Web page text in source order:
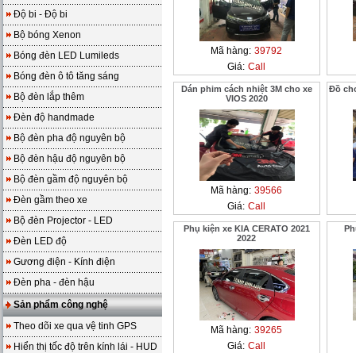
Độ bi - Độ bi
Bộ bóng Xenon
Bóng đèn LED Lumileds
Bóng đèn ô tô tăng sáng
Bộ đèn lắp thêm
Đèn độ handmade
Bộ đèn pha độ nguyên bộ
Bộ đèn hậu độ nguyên bộ
Bộ đèn gầm độ nguyên bộ
Đèn gầm theo xe
Bộ đèn Projector - LED
Đèn LED độ
Gương điện - Kính điện
Đèn pha - đèn hậu
Sản phẩm công nghệ
Theo dõi xe qua vệ tinh GPS
Hiển thị tốc độ trên kính lái - HUD
Mã hàng: 39792
Giá: Call
Dán phim cách nhiệt 3M cho xe
VIOS 2020
Mã hàng: 39566
Giá: Call
Đồ
Phụ kiện xe KIA CERATO 2021
2022
Mã hàng: 39265
Giá: Call